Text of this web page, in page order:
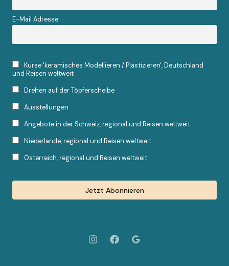
E-Mail Adresse
Kurse 'keramisches Modellieren / Plastizieren', Deutschland
und Reisen weltweit
Drehen auf der Töpferscheibe
Ausstellungen
Angebote in der Schweiz, regional und Reisen weltweit
Niederlande, regional und Reisen weltweit
Österreich, regional und Reisen weltweit